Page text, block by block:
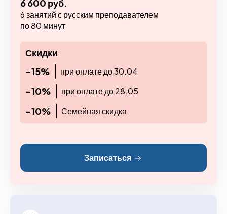
6 600 руб.
6 занятий с русским преподавателем
по 80 минут
Скидки
-15%
при оплате до 30.04
-10% при оплате до 28.05
-10% Семейная скидка
Записаться